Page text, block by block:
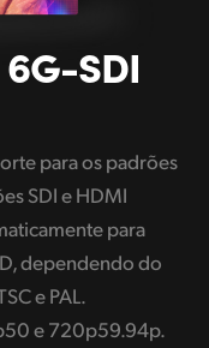
6G-SDI
para os padrões
SDI e HDMI
para
dependendo do
e PAL.
e 720p59.94p.